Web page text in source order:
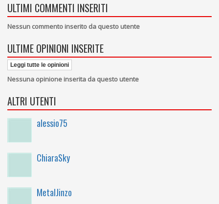
ULTIMI COMMENTI INSERITI
Nessun commento inserito da questo utente
ULTIME OPINIONI INSERITE
Leggi tutte le opinioni
Nessuna opinione inserita da questo utente
ALTRI UTENTI
alessio75
ChiaraSky
MetalJinzo